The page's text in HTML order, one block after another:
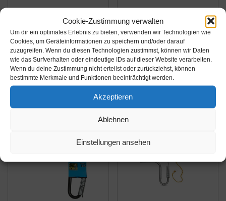
Cookie-Zustimmung verwalten
Um dir ein optimales Erlebnis zu bieten, verwenden wir Technologien wie
Cookies, um Geräteinformationen zu speichern und/oder darauf
zuzugreifen. Wenn du diesen Technologien zustimmst, können wir Daten
wie das Surfverhalten oder eindeutige IDs auf dieser Website verarbeiten.
Wenn du deine Zustimmung nicht erteilst oder zurückziehst, können
bestimmte Merkmale und Funktionen beeinträchtigt werden.
Akzeptieren
Ablehnen
Einstellungen ansehen
AmazonBasics
Hundekotbeutel mit
Beutelspender und
Leinenclip, 900 Stück
Amazon / Ebay
Produkt ansehen*
Trixie 1287 Biker-Set,
für große Hunde
Amazon / Ebay
Produkt ansehen*